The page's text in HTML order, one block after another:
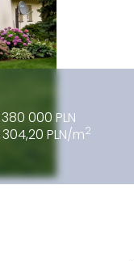
380 000 PLN
PLN/m2